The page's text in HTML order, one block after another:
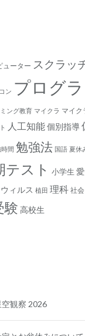
ューター スクラッ
ン プログ
ング教育 マイクラ マイク
人工知能個別指導
間 勉強法 国語 夏休
テスト 小学生
ィルス 植田 理科 社会
験 高校生
空観察 2026